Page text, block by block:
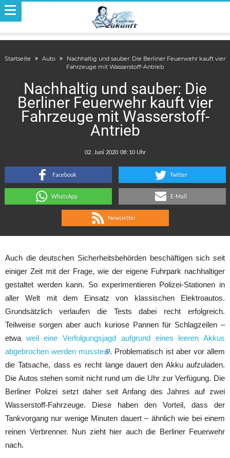
Startseite Auto
Nachhaltig und sauber: Die Berliner Feuerwehr kauft vier
Fahrzeuge mit Wasserstoff-Antrieb
Nachhaltig und sauber: Die
Berliner Feuerwehr kauft vier
Fahrzeuge mit Wasserstoff-
Antrieb
:
Facebook Twitter
WhatsApp E-Mail
Newsletter
Auch die deutschen Sicherheitsbehörden beschäftigen sich seit
einiger Zeit mit der Frage, wie der eigene Fuhrpark nachhaltiger
gestaltet werden kann. So experimentieren Polizei-Stationen in
aller Welt mit dem Einsatz von klassischen Elektroautos.
Grundsätzlich verlaufen die Tests dabei recht erfolgreich.
Teilweise sorgen aber auch kuriose Pannen für Schlagzeilen –
etwa weil eine Verfolgungsjagd aufgrund eines leeren Akkus
abgebrochen werden musste
. Problematisch ist aber vor allem
die Tatsache, dass es recht lange dauert den Akku aufzuladen.
Die Autos stehen somit nicht rund um die Uhr zur Verfügung. Die
Berliner Polizei setzt daher seit Anfang des Jahres auf zwei
Wasserstoff-Fahrzeuge. Diese haben den Vorteil, dass der
Tankvorgang nur wenige Minuten dauert – ähnlich wie bei einem
reinen Verbrenner. Nun zieht hier auch die Berliner Feuerwehr
nach.